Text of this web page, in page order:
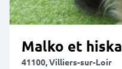
Malko et hiska
41100, Villiers-sur-Loir